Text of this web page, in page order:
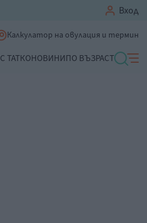
Вход
Калкулатор на овулация и термин
С ТАТКОНОВИНИПО ВЪЗРАСТ